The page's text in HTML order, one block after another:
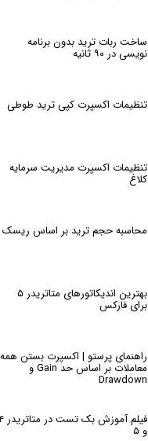
ساخت ربات ترید بدون برنامه
نویسی در ۹۰ ثانیه
تنظیمات اکسپرت کپی ترید طوطی
تنظیمات اکسپرت مدیریت سرمایه
کلاغ
محاسبه حجم ترید بر اساس ریسک
بهترین اندیکاتورهای متاتریدر ۵
برای فارکس
راهنمای پرستو | اکسپرت بستن همه
معاملات بر اساس حد Gain و
Drawdown
فیلم آموزش بک
و ۵